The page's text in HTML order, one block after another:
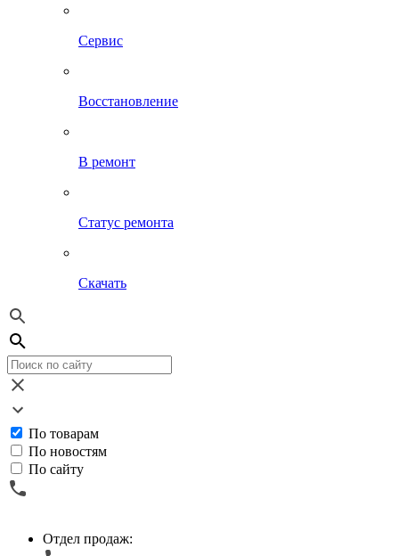
Сервис
Восстановление
В ремонт
Статус ремонта
Скачать
По товарам
По новостям
По сайту
Отдел продаж: